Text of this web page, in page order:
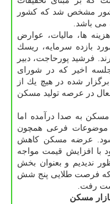
مشخص شد كه كشور
می باشد.
ها، مالیات، عوارض
بازده سرمایه، ریسك
فرشید پورحاجت، دبیر
اخیر كه در شورای
شده در هیچ یك از
در عرصه تولید مسكن
به صدا درآمده اما
موضوعات فرعی همچون
عرضه مسكن كاهش
با افزایش قیمت مواجه
ندیدیم و بعنوان بخش
كه فرصت طلایی پنج شش
رفت.
مسكن